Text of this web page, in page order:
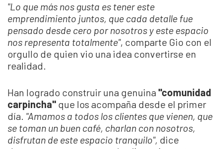
"Lo que más nos gusta es tener este
emprendimiento juntos, que cada detalle fue
pensado desde cero por nosotros y este espacio
nos representa totalmente", comparte Gio con el
orgullo de quien vio una idea convertirse en
realidad.
Han logrado construir una genuina "comunidad
carpincha" que los acompaña desde el primer
día. "Amamos a todos los clientes que vienen, que
se toman un buen café, charlan con nosotros,
disfrutan de este espacio tranquilo", dice